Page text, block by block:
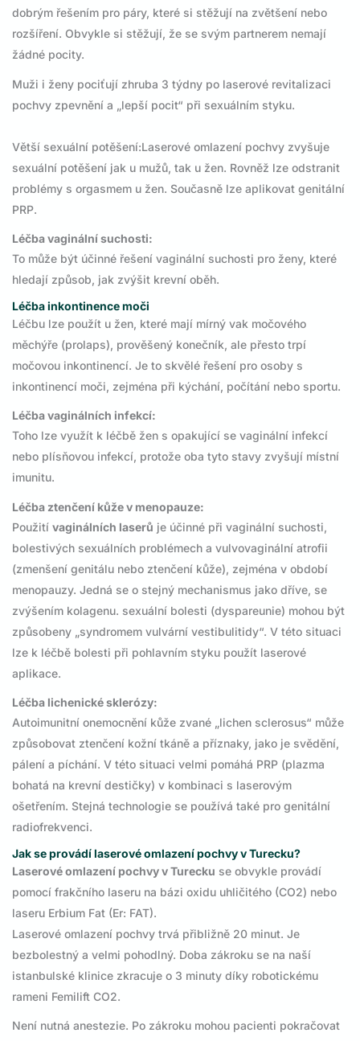
dobrým řešením pro páry, které si stěžují na zvětšení nebo
rozšíření. Obvykle si stěžují, že se svým partnerem nemají
žádné pocity.
Muži i ženy pociťují zhruba 3 týdny po laserové revitalizaci
pochvy zpevnění a „lepší pocit“ při sexuálním styku.
Větší sexuální potěšení:Laserové omlazení pochvy zvyšuje
sexuální potěšení jak u mužů, tak u žen. Rovněž lze odstranit
problémy s orgasmem u žen. Současně lze aplikovat genitální
PRP.
Léčba vaginální suchosti:
To může být účinné řešení vaginální suchosti pro ženy, které
hledají způsob, jak zvýšit krevní oběh.
Léčba inkontinence moči
Léčbu lze použít u žen, které mají mírný vak močového
měchýře (prolaps), prověšený konečník, ale přesto trpí
močovou inkontinencí. Je to skvělé řešení pro osoby s
inkontinencí moči, zejména při kýchání, počítání nebo sportu.
Léčba vaginálních infekcí:
Toho lze využít k léčbě žen s opakující se vaginální infekcí
nebo plísňovou infekcí, protože oba tyto stavy zvyšují místní
imunitu.
Léčba ztenčení kůže v menopauze:
Použití vaginálních laserů je účinné při vaginální suchosti,
bolestivých sexuálních problémech a vulvovaginální atrofii
(zmenšení genitálu nebo ztenčení kůže), zejména v období
menopauzy. Jedná se o stejný mechanismus jako dříve, se
zvýšením kolagenu. sexuální bolesti (dyspareunie) mohou být
způsobeny „syndromem vulvární vestibulitidy“. V této situaci
lze k léčbě bolesti při pohlavním styku použít laserové
aplikace.
Léčba lichenické sklerózy:
Autoimunitní onemocnění kůže zvané „lichen sclerosus“ může
způsobovat ztenčení kožní tkáně a příznaky, jako je svědění,
pálení a píchání. V této situaci velmi pomáhá PRP (plazma
bohatá na krevní destičky) v kombinaci s laserovým
ošetřením. Stejná technologie se používá také pro genitální
radiofrekvenci.
Jak se provádí laserové omlazení pochvy v Turecku?
Laserové omlazení pochvy v Turecku se obvykle provádí
pomocí frakčního laseru na bázi oxidu uhličitého (CO2) nebo
laseru Erbium Fat (Er: FAT).
Laserové omlazení pochvy trvá přibližně 20 minut. Je
bezbolestný a velmi pohodlný. Doba zákroku se na naší
istanbulské klinice zkracuje o 3 minuty díky robotickému
rameni Femilift CO2.
Není nutná anestezie. Po zákroku mohou pacienti pokračovat